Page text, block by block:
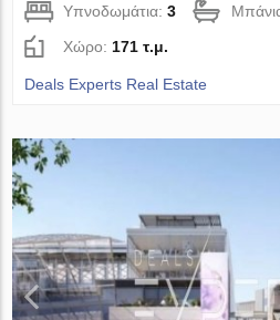
Υπνοδωμάτια:3
Χώρο: 171 τ.μ.
Deals Experts Real Estate